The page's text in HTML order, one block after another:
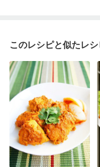
このレシピと似たレ